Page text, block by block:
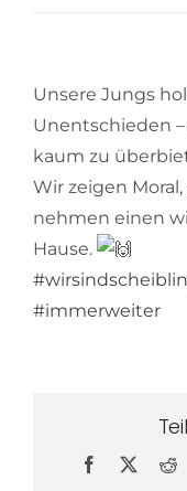
Unsere Jungs
Unentschieden
kaum zu
Wir zeigen
nehmen einen
Hause.
#immerweiter
Facebook
X